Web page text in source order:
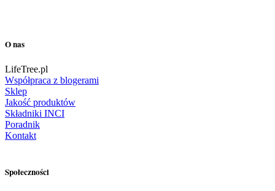
O nas
LifeTree.pl
Współpraca z blogerami
Sklep
Jakość produktów
Składniki INCI
Poradnik
Kontakt
Społeczności